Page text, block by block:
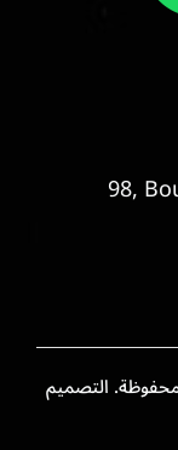
98,
الحقوق محفوظة. التصميم